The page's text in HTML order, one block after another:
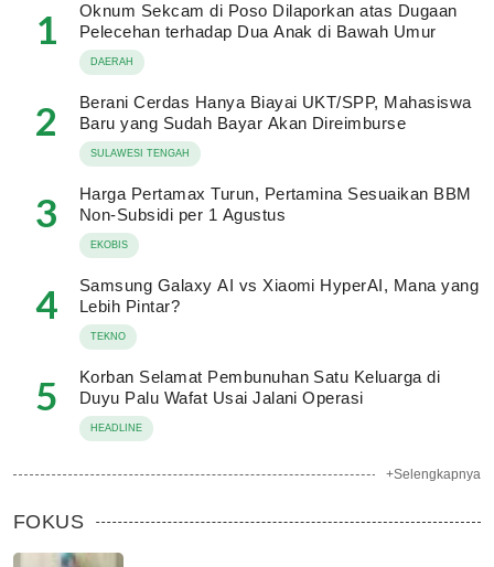
1
Oknum Sekcam di Poso Dilaporkan atas Dugaan
Pelecehan terhadap Dua Anak di Bawah Umur
DAERAH
2
Berani Cerdas Hanya Biayai UKT/SPP, Mahasiswa
Baru yang Sudah Bayar Akan Direimburse
SULAWESI TENGAH
3
Harga Pertamax Turun, Pertamina Sesuaikan BBM
Non-Subsidi per 1 Agustus
EKOBIS
4
Samsung Galaxy AI vs Xiaomi HyperAI, Mana yang
Lebih Pintar?
TEKNO
5
Korban Selamat Pembunuhan Satu Keluarga di
Duyu Palu Wafat Usai Jalani Operasi
HEADLINE
+Selengkapnya
FOKUS